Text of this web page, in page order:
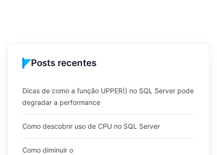
Posts recentes
Dicas de como a função UPPER() no SQL Server pode
degradar a performance
Como descobrir uso de CPU no SQL Server
Como diminuir o